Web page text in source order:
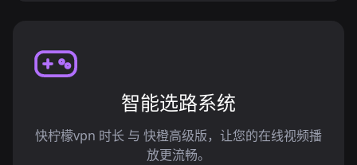
智能选路系统
快柠檬vpn 时长 与 快橙高级版，让您的在线视频播
放更流畅。